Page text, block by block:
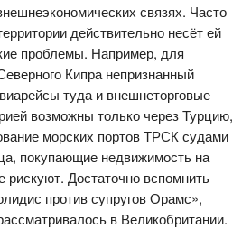
связях. Часто
действительно несёт ей
проблемы. Например, для
Кипра непризнанный
туда и внешнеторговые
возможны только через Турцию,
морских портов ТРСК судами
покупающие недвижимость на
рискуют. Достаточно вспомнить
против супругов Орамс»,
в Великобритании.